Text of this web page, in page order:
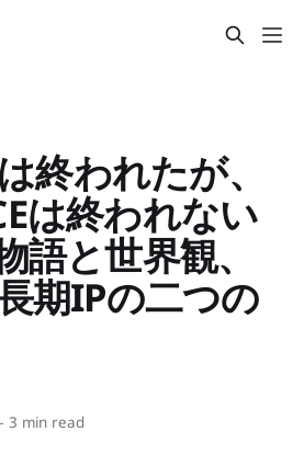
終われたが、
は終われない
と世界観、
期IPの二つの
3 min read